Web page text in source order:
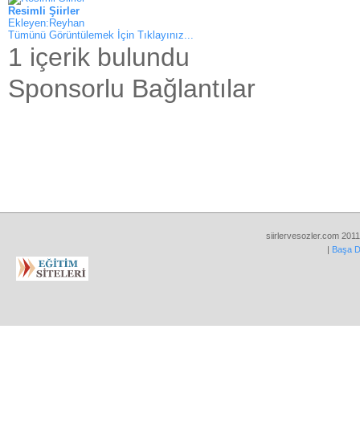
Resimli Şiirler
Ekleyen:Reyhan
Tümünü Görüntülemek İçin Tıklayınız...
1 içerik bulundu
Sponsorlu Bağlantılar
siirlervesozler.com
| Başa